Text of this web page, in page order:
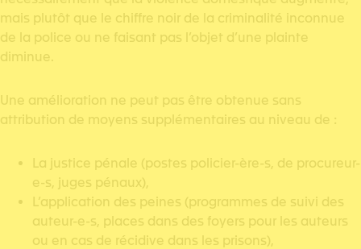
mais plutôt que le chiffre noir de la criminalité inconnue
de la police ou ne faisant pas l’objet d’une plainte
diminue.
Une amélioration ne peut pas être obtenue sans
attribution de moyens supplémentaires au niveau de :
La justice pénale (postes policier-ère-s, de procureur-
e-s, juges pénaux),
L’application des peines (programmes de suivi des
auteur-e-s, places dans des foyers pour les auteurs
ou en cas de récidive dans les prisons),